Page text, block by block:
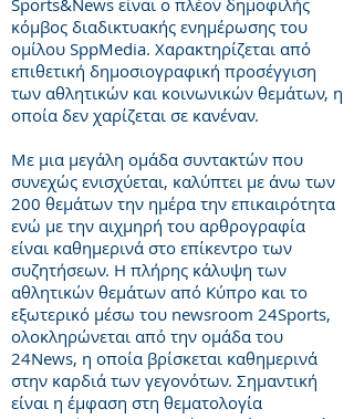
Sports&News είναι ο πλέον δημοφιλής
κόμβος διαδικτυακής ενημέρωσης του
ομίλου SppMedia. Χαρακτηρίζεται από
επιθετική δημοσιογραφική προσέγγιση
των αθλητικών και κοινωνικών θεμάτων, η
οποία δεν χαρίζεται σε κανέναν.
Με μια μεγάλη ομάδα συντακτών που
συνεχώς ενισχύεται, καλύπτει με άνω των
200 θεμάτων την ημέρα την επικαιρότητα
ενώ με την αιχμηρή του αρθρογραφία
είναι καθημερινά στο επίκεντρο των
συζητήσεων. Η πλήρης κάλυψη των
αθλητικών θεμάτων από Κύπρο και το
εξωτερικό μέσω του newsroom 24Sports,
ολοκληρώνεται από την ομάδα του
24News, η οποία βρίσκεται καθημερινά
στην καρδιά των γεγονότων. Σημαντική
είναι η έμφαση στη θεματολογία